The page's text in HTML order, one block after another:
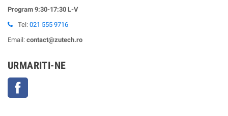
Program 9:30-17:30 L-V
Tel: 021 555 9716
Email: contact@zutech.ro
URMARITI-NE